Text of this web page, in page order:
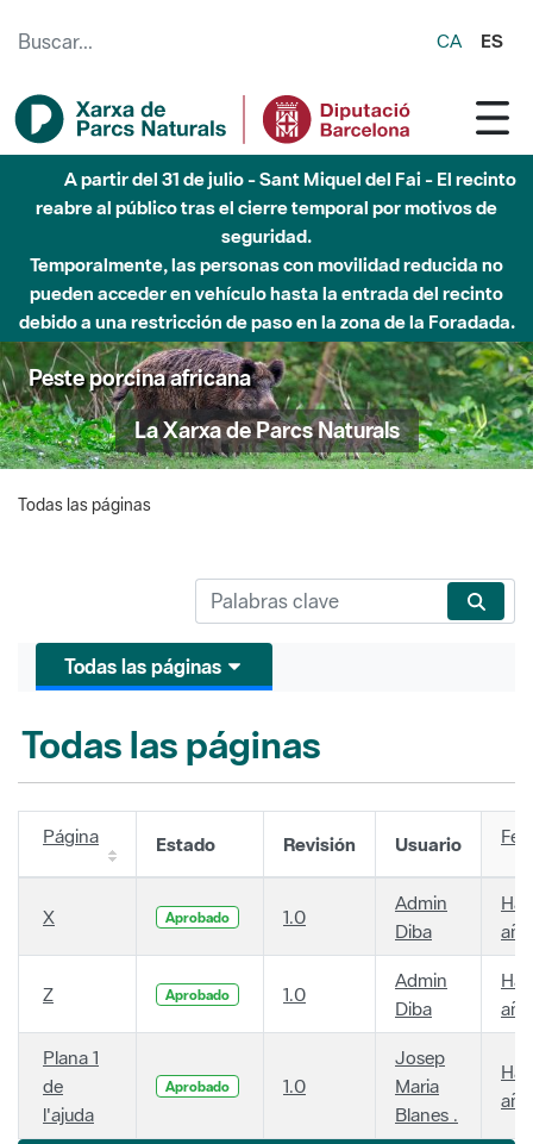
CA ES
A partir del 31 de julio - Sant Miquel del Fai - El recinto
reabre al público tras el cierre temporal por motivos de
seguridad.
Temporalmente, las personas con movilidad reducida no
pueden acceder en vehículo hasta la entrada del recinto
debido a una restricción de paso en la zona de la Foradada.
Peste porcina africana
La Xarxa de Parcs Naturals
Todas las páginas
Todas las páginas
Todas las páginas
Página Estado Revisión Usuario
X Aprobado 1.0
Admin
Diba
Z Aprobado 1.0
Admin
Diba
Plana 1
de
l'ajuda
Aprobado 1.0
Josep
Maria
Blanes .